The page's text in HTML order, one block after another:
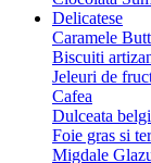
Delicatese
Caramele
Biscuiti
Jeleuri de
Cafea
Dulceata
Foie gras si
Migdale